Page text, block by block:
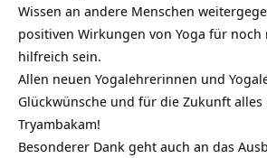
Wissen an andere Menschen
positiven Wirkungen von Yoga für noch
hilfreich sein.
Allen neuen Yogalehrerinnen und
Glückwünsche und für die Zukunft alles
Tryambakam!
Besonderer Dank geht auch an das